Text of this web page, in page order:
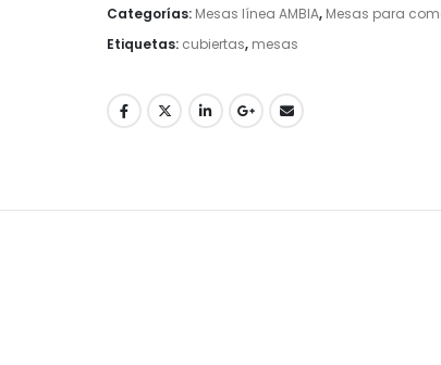
Categorías: Mesas línea AMBIA, Mesas para
Etiquetas: cubiertas, mesas